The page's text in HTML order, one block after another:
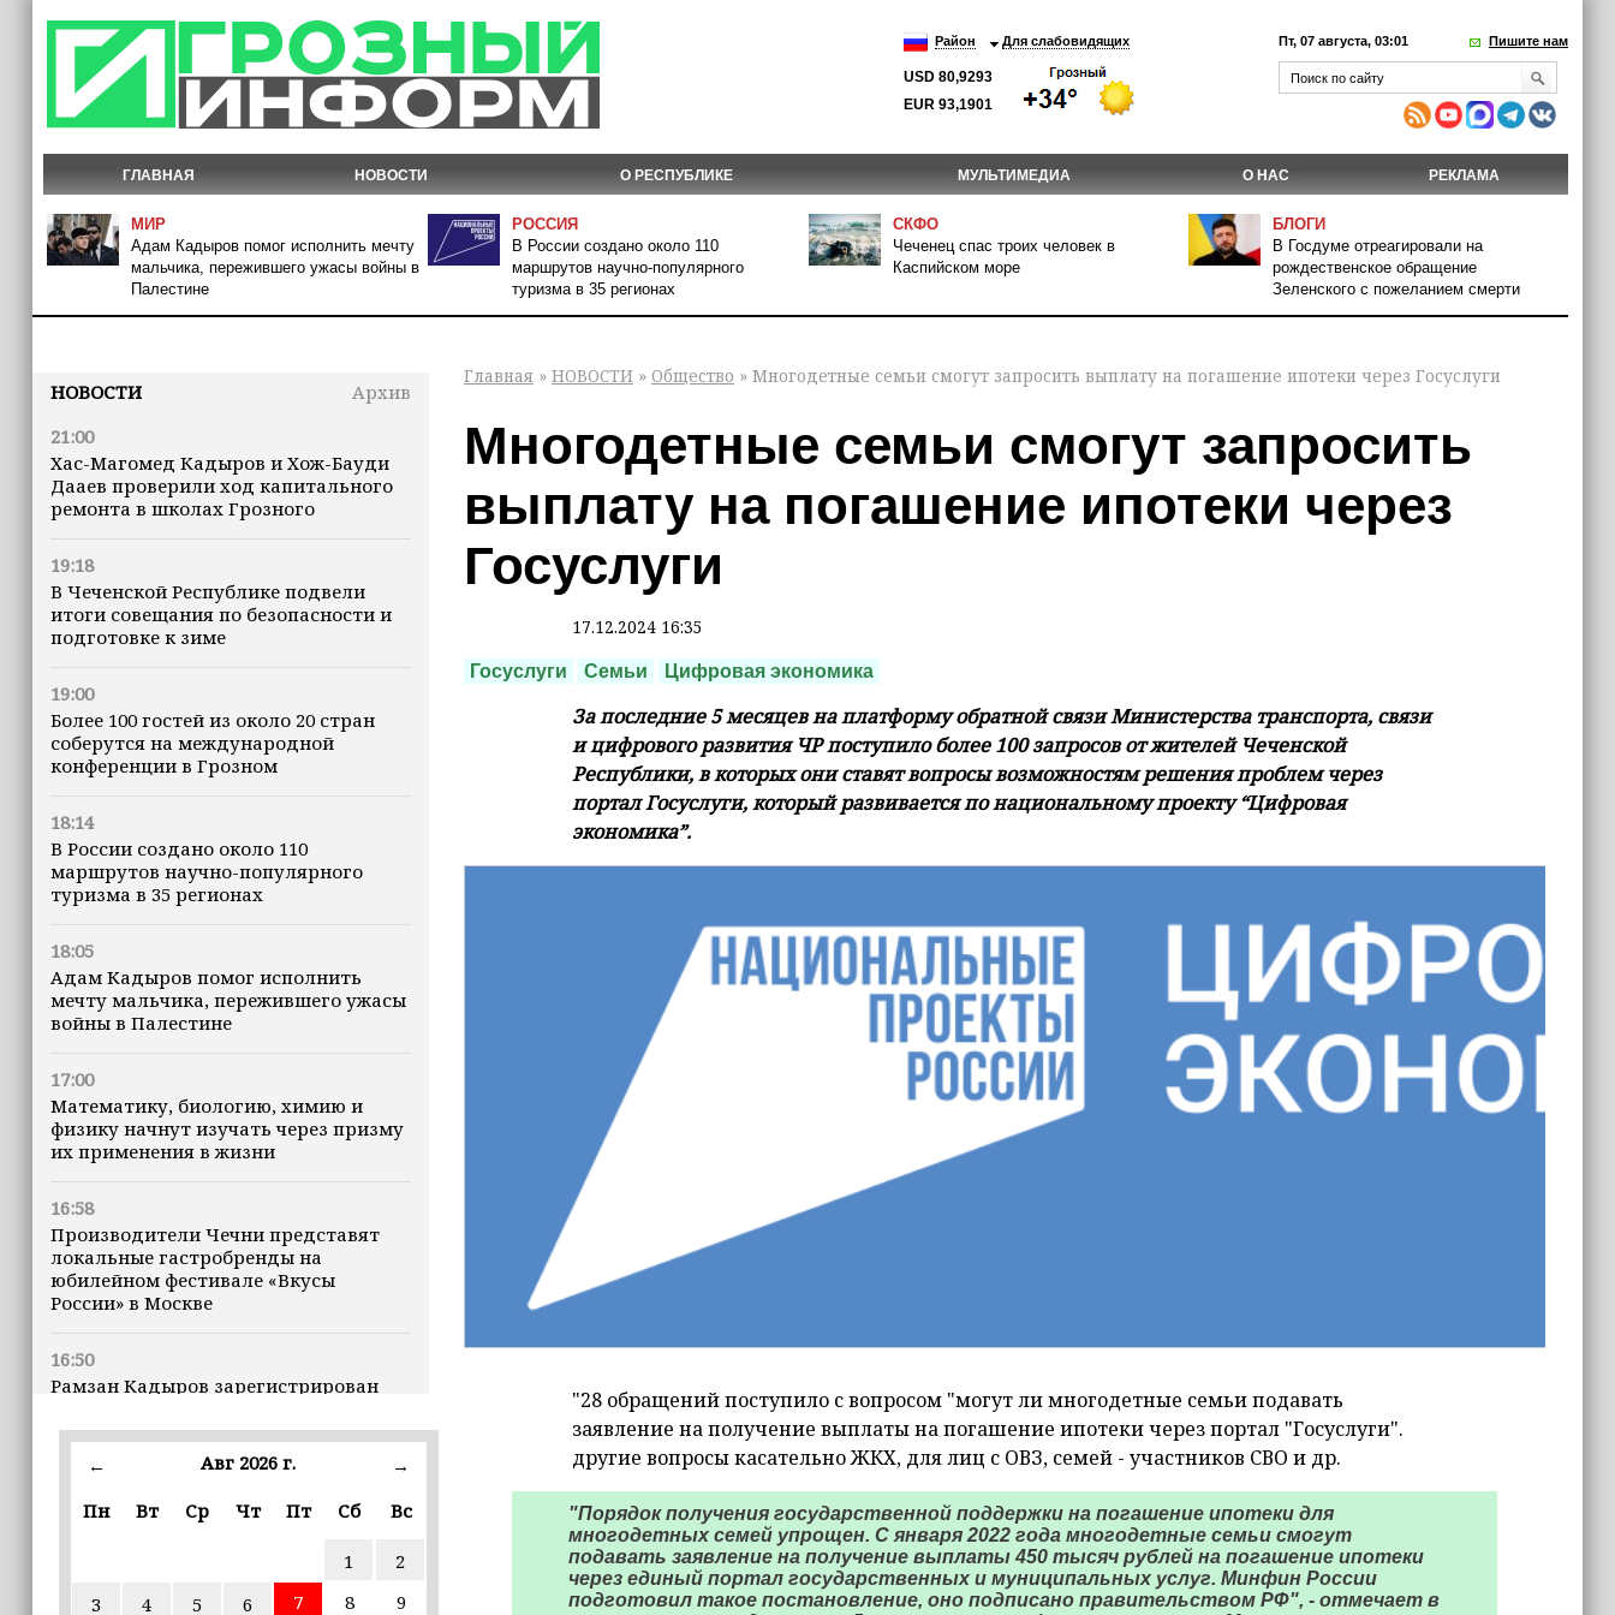
Район Для слабовидящих
USD 80,9293
EUR 93,1901
Пт, 07 августа, 03:01 Пишите нам
ГЛАВНАЯ НОВОСТИ О РЕСПУБЛИКЕ МУЛЬТИМЕДИА О НАС РЕКЛАМА
МИР
Адам Кадыров помог исполнить мечту
мальчика, пережившего ужасы войны в
Палестине
РОССИЯ
В России создано около 110
маршрутов научно-популярного
туризма в 35 регионах
СКФО
Чеченец спас троих человек в
Каспийском море
БЛОГИ
В Госдуме отреагировали на
рождественское обращение
Зеленского с пожеланием смерти
НОВОСТИ
Архив
21:00
Хас-Магомед Кадыров и Хож-Бауди
Дааев проверили ход капитального
ремонта в школах Грозного
19:18
В Чеченской Республике подвели
итоги совещания по безопасности и
подготовке к зиме
19:00
Более 100 гостей из около 20 стран
соберутся на международной
конференции в Грозном
18:14
В России создано около 110
маршрутов научно-популярного
туризма в 35 регионах
18:05
Адам Кадыров помог исполнить
мечту мальчика, пережившего ужасы
войны в Палестине
17:00
Математику, биологию, химию и
физику начнут изучать через призму
их применения в жизни
16:58
Производители Чечни представят
локальные гастробренды на
юбилейном фестивале «Вкусы
России» в Москве
16:50
Рамзан Кадыров зарегистрирован
16:47
землетрясения, рассказала
16:12
← Авг 2026 г.
→
Пн
Вт Ср Чт Пт Сб Вс
1
2
3
4 5 6 7 8
9
Главная » НОВОСТИ » Общество » Многодетные семьи смогут запросить выплату на погашение ипотеки через Госуслуги
Многодетные семьи смогут запросить
выплату на погашение ипотеки через
Госуслуги
17.12.2024 16:35
Госуслуги Семьи Цифровая экономика
За последние 5 месяцев на платформу обратной связи Министерства транспорта, связи
и цифрового развития ЧР поступило более 100 запросов от жителей Чеченской
Республики, в которых они ставят вопросы возможностям решения проблем через
портал Госуслуги, который развивается по национальному проекту “Цифровая
экономика”.
"28 обращений поступило с вопросом "могут ли многодетные семьи подавать
заявление на получение выплаты на погашение ипотеки через портал "Госуслуги".
другие вопросы касательно ЖКХ, для лиц с ОВЗ, семей - участников СВО и др.
"Порядок получения государственной поддержки на погашение ипотеки для
многодетных семей упрощен. С января 2022 года многодетные семьи смогут
подавать заявление на получение выплаты 450 тысяч рублей на погашение ипотеки
через единый портал государственных и муниципальных услуг. Минфин России
подготовил такое постановление, оно подписано правительством РФ", - отмечает в